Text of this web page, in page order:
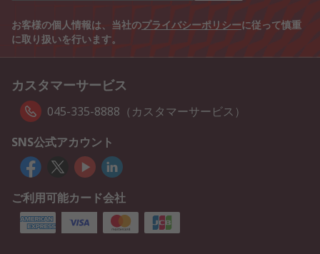
お客様の個人情報は、当社のプライバシーポリシーに従って慎重
に取り扱いを行います。
カスタマーサービス
045-335-8888（カスタマーサービス）
SNS公式アカウント
ご利用可能カード会社